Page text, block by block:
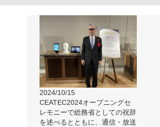
2024/10/15
CEATEC2024オープニングセ
レモニーで総務省としての祝辞
を述べるとともに、通信・放送